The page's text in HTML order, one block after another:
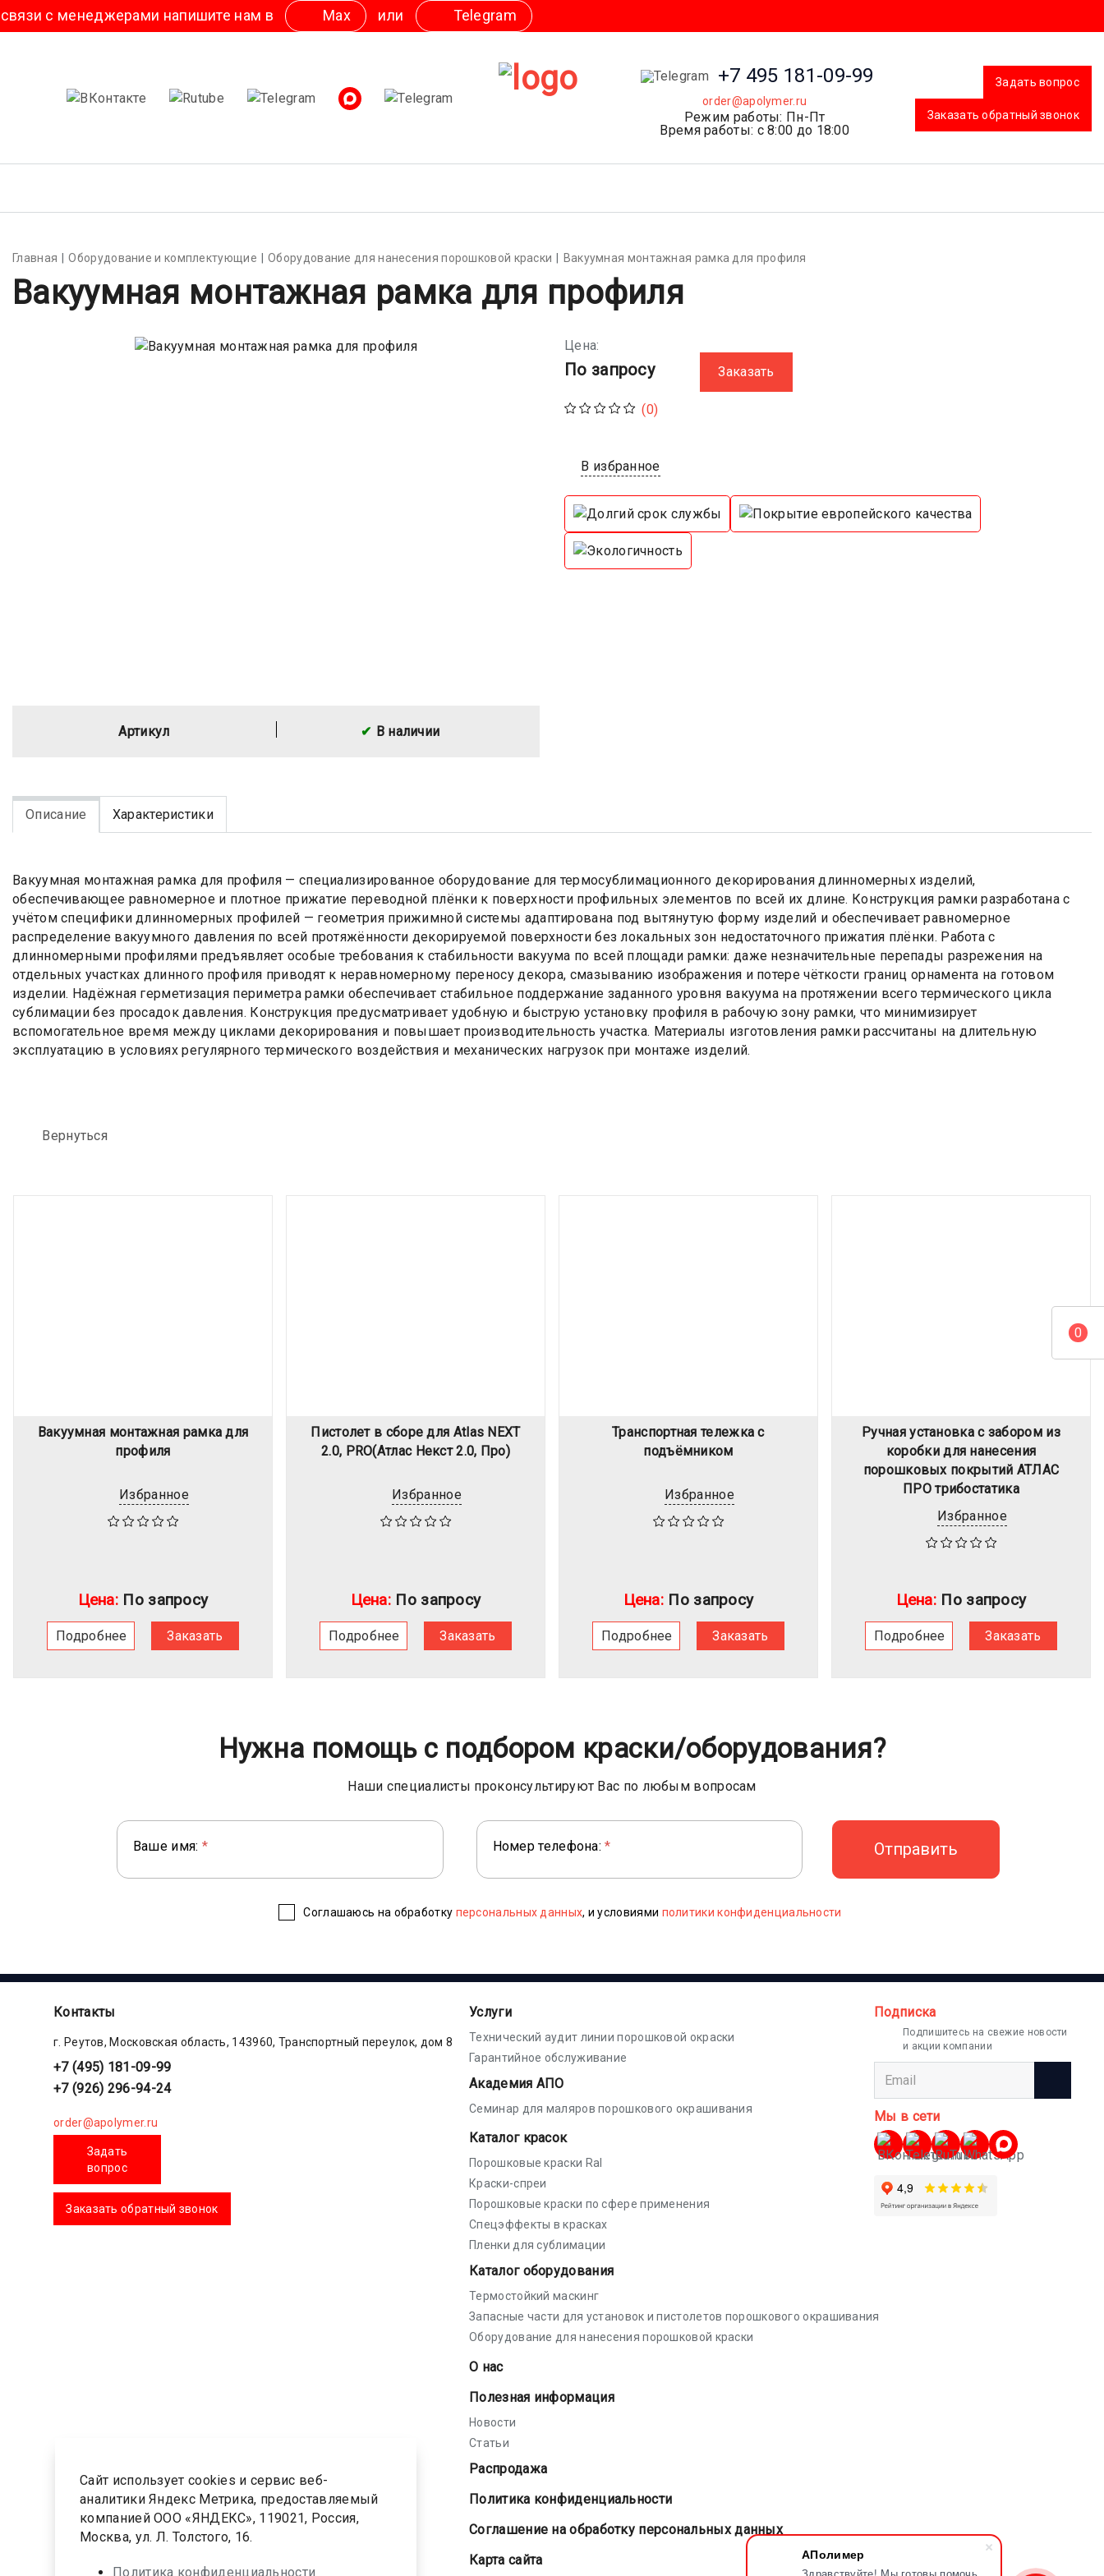
АПолимер
нам в Мах или Telegram
+7 495 181-09-99
order@apolymer.ru
Режим работы: Пн-Пт
Время работы: с 8:00 до 18:00
Задать вопрос
Заказать обратный звонок
Главная Оборудование и комплектующие Оборудование для нанесения порошковой краски Вакуумная монтажная рамка для профиля
Вакуумная монтажная рамка для профиля
Артикул В наличии
Цена:
По запросу Заказать
(0)
В избранное
Описание Характеристики
Вакуумная монтажная рамка для профиля — специализированное оборудование для термосублимационного декорирования длинномерных изделий,
обеспечивающее равномерное и плотное прижатие переводной плёнки к поверхности профильных элементов по всей их длине. Конструкция рамки разработана с
учётом специфики длинномерных профилей — геометрия прижимной системы адаптирована под вытянутую форму изделий и обеспечивает равномерное
распределение вакуумного давления по всей протяжённости декорируемой поверхности без локальных зон недостаточного прижатия плёнки. Работа с
длинномерными профилями предъявляет особые требования к стабильности вакуума по всей площади рамки: даже незначительные перепады разрежения на
отдельных участках длинного профиля приводят к неравномерному переносу декора, смазыванию изображения и потере чёткости границ орнамента на готовом
изделии. Надёжная герметизация периметра рамки обеспечивает стабильное поддержание заданного уровня вакуума на протяжении всего термического цикла
сублимации без просадок давления. Конструкция предусматривает удобную и быструю установку профиля в рабочую зону рамки, что минимизирует
вспомогательное время между циклами декорирования и повышает производительность участка. Материалы изготовления рамки рассчитаны на длительную
эксплуатацию в условиях регулярного термического воздействия и механических нагрузок при монтаже изделий.
Вернуться
Вакуумная монтажная рамка для
профиля
Избранное
Цена: По запросу
Подробнее Заказать
Пистолет в сборе для Atlas NEXT
2.0, PRO(Атлас Некст 2.0, Про)
Избранное
Цена: По запросу
Подробнее Заказать
Транспортная тележка с
подъёмником
Избранное
Цена: По запросу
Подробнее Заказать
Ручная установка с забором из
коробки для нанесения
порошковых покрытий АТЛАС
ПРО трибостатика
Избранное
Цена: По запросу
Подробнее Заказать
Нужна помощь с подбором краски/оборудования?
Наши специалисты проконсультируют Вас по любым вопросам
Ваше имя: * Номер телефона:*
Соглашаюсь на обработку персональных данных, и условиями политики конфиденциальности
Контакты
г. Реутов, Московская область, 143960, Транспортный переулок, дом 8
+7 (495) 181-09-99
+7 (926) 296-94-24
order@apolymer.ru
Задать
вопрос
Заказать обратный звонок
Подписка
Подпишитесь на свежие новости
и акции компании
Мы в сети
Услуги
Технический аудит линии порошковой окраски
Гарантийное обслуживание
Академия АПО
Семинар для маляров порошкового окрашивания
Каталог красок
Порошковые краски Ral
Краски-спреи
Порошковые краски по сфере применения
Спецэффекты в красках
Пленки для сублимации
Каталог оборудования
Термостойкий маскинг
Запасные части для установок и пистолетов порошкового окрашивания
Оборудование для нанесения порошковой краски
О нас
Полезная информация
Новости
Статьи
Распродажа
Политика конфиденциальности
Соглашение на обработку персональных данных
Карта сайта
Сайт использует cookies и сервис веб-
аналитики Яндекс Метрика, предоставляемый
компанией ООО «ЯНДЕКС», 119021, Россия,
Москва, ул. Л. Толстого, 16.
Политика конфиденциальности
0